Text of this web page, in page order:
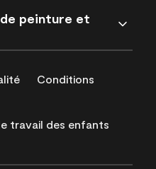
peinture et
Conditions
travail des enfants